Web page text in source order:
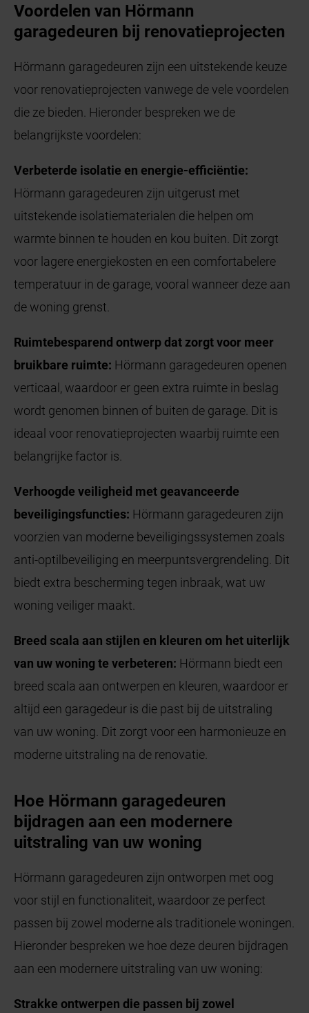
Voordelen van Hörmann
garagedeuren bij renovatieprojecten
Hörmann garagedeuren zijn een uitstekende keuze
voor renovatieprojecten vanwege de vele voordelen
die ze bieden. Hieronder bespreken we de
belangrijkste voordelen:
Verbeterde isolatie en energie-efficiëntie:
Hörmann garagedeuren zijn uitgerust met
uitstekende isolatiematerialen die helpen om
warmte binnen te houden en kou buiten. Dit zorgt
voor lagere energiekosten en een comfortabelere
temperatuur in de garage, vooral wanneer deze aan
de woning grenst.
Ruimtebesparend ontwerp dat zorgt voor meer
bruikbare ruimte: Hörmann garagedeuren openen
verticaal, waardoor er geen extra ruimte in beslag
wordt genomen binnen of buiten de garage. Dit is
ideaal voor renovatieprojecten waarbij ruimte een
belangrijke factor is.
Verhoogde veiligheid met geavanceerde
beveiligingsfuncties: Hörmann garagedeuren zijn
voorzien van moderne beveiligingssystemen zoals
anti-optilbeveiliging en meerpuntsvergrendeling. Dit
biedt extra bescherming tegen inbraak, wat uw
woning veiliger maakt.
Breed scala aan stijlen en kleuren om het uiterlijk
van uw woning te verbeteren: Hörmann biedt een
breed scala aan ontwerpen en kleuren, waardoor er
altijd een garagedeur is die past bij de uitstraling
van uw woning. Dit zorgt voor een harmonieuze en
moderne uitstraling na de renovatie.
Hoe Hörmann garagedeuren
bijdragen aan een modernere
uitstraling van uw woning
Hörmann garagedeuren zijn ontworpen met oog
voor stijl en functionaliteit, waardoor ze perfect
passen bij zowel moderne als traditionele woningen.
Hieronder bespreken we hoe deze deuren bijdragen
aan een modernere uitstraling van uw woning:
Strakke ontwerpen die passen bij zowel